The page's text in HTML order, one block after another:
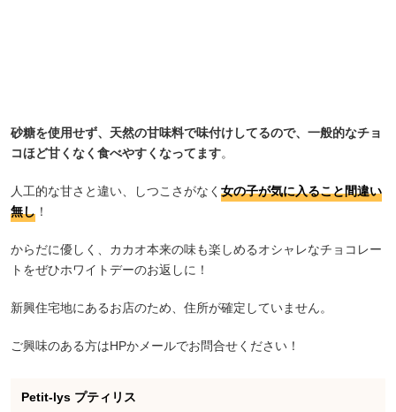
砂糖を使用せず、天然の甘味料で味付けしてるので、一般的なチョ
コほど甘くなく食べやすくなってます。
人工的な甘さと違い、しつこさがなく 女の子が気に入ること間違い
無し ！
からだに優しく、カカオ本来の味も楽しめるオシャレなチョコレー
トをぜひホワイトデーのお返しに！
新興住宅地にあるお店のため、住所が確定していません。
ご興味のある方はHPかメールでお問合せください！
Petit-lys プティリス